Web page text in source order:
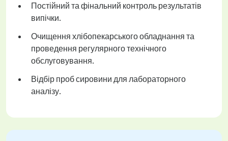
Постійний та фінальний контроль результатів
випічки.
Очищення хлібопекарського обладнання та
проведення регулярного технічного
обслуговування.
Відбір проб сировини для лабораторного
аналізу.